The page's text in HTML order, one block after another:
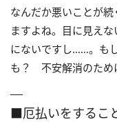
なんだか悪いことが
ますよね。目に見え
にないですし……。も
も？ 不安解消のため
■厄払いをするこ